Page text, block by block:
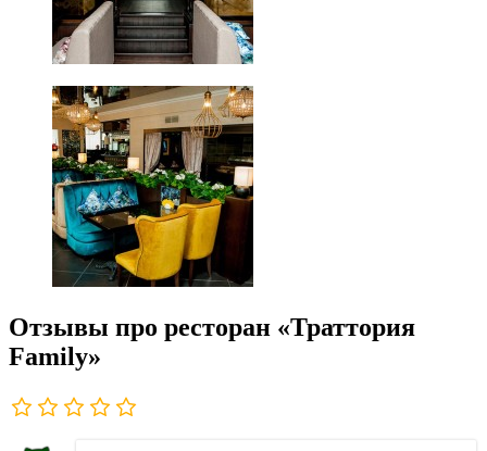
Отзывы про ресторан «Траттория
Family»